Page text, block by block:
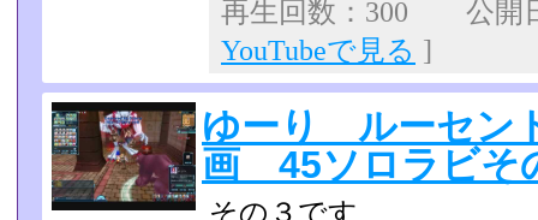
再生回数：300 公開
YouTubeで見る ]
ゆーり ルーセン
画 45ソロラビそ
その３です